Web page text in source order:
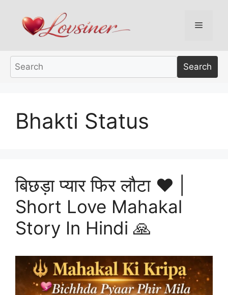
content
Menu
Search
Bhakti Status
बिछड़ा प्यार फिर लौटा ❤️ |
Short Love Mahakal
Story In Hindi 🙏